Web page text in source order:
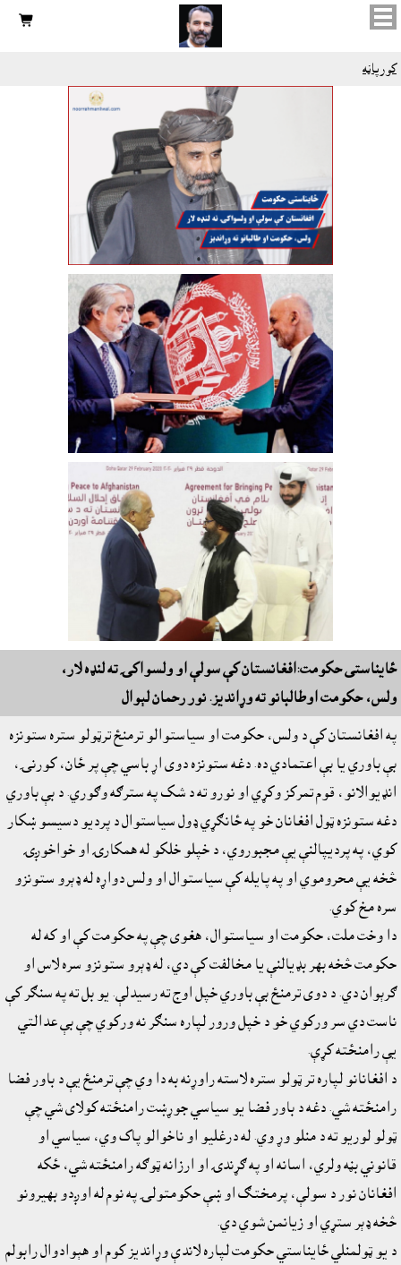

کورپاڼه
ځايناستى حکومت:افغانستان کې سولې او ولسواکۍ ته لنډه لار،
ولس، حکومت اوطالبانو ته وړانديز. نور رحمان لېوال
په افغانستان کې د ولس، حکومت او سياستوالو ترمنځ ترټولو ستره ستونزه
بې باوري يا بې اعتمادي ده. دغه ستونزه دوى اړ باسي چې پر ځان، کورنۍ،
انډيوالانو، قوم تمرکز وکړي او نورو ته د شک په سترګه وګوري. د بې باوري
دغه ستونزه ټول افغانان خو په ځانګړي ډول سياستوال د پرديو دسيسو ښکار
کوي، په پرديپالنې يې مجبوروي، د خپلو خلکو له همکارۍ او خواخوږۍ
څخه يې محروموي او په پايله کې سياستوال او ولس دواړه له ډېرو ستونزو
سره مخ کوي.
دا وخت ملت، حکومت او سياستوال، هغوى چې په حکومت کې او که له
حکومت څخه بهر بډيالنې يا مخالفت کې دي، له ډېرو ستونزو سره لاس او
ګرېوان دي. د دوى ترمنځ بې باوري خپل اوج ته رسيدلې. يو بل ته په سنګر کې
ناست دي سر ورکوي خو د خپل ورور لپاره سنګر نه ورکوي چې بې عدالتي
يې رامنځته کړې.
د افغانانو لپاره تر ټولو ستره لاسته راوړنه به دا وي چې ترمنځ يې د باور فضا
رامنځته شي. دغه د باور فضا يو سياسي جوړښت رامنځته کولاى شي چې
ټولو لوريو ته د منلو وړ وي. له درغليو او ناخوالو پاک وي، سياسي او
قانوني بڼه ولري، اسانه او په ګړندۍ او ارزانه ټوګه رامنځته شي، ځکه
افغانان نور د سولې، پرمختګ او ښې حکومتولۍ په نوم له اوږدو بهيرونو
څخه ډېر ستړي او زيانمن شوي دي.
د يو ټولمنلي ځايناستي حکومت لپاره لاندې وړانديز کوم او هېوادوال رابولم